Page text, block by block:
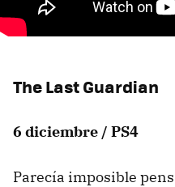
The Last Guardian
6 diciembre / PS4
Parecía imposible